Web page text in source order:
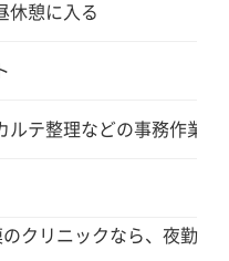
休憩に入る
ルテ整理などの事務作業を
クリニックなら、夜勤